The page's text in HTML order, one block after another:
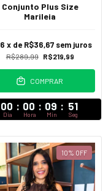
Conjunto Plus Size
Marileia
R$289,99 R$219,99
6 x de R$36,67 sem juros
COMPRAR
00 : 00 : 09 : 47
Dia Hora Min Seg
10% OFF